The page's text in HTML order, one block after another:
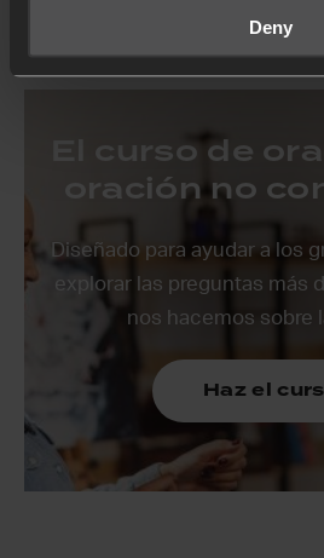
Deny
El curso de
oración no
Diseñado para ayudar a los
explorar las preguntas más
nos hacemos sobre
Haz el